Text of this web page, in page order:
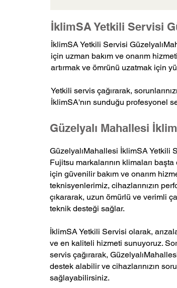
İklimSA Yetkili Servisi
İklimSA Yetkili Servisi
için uzman bakım ve onarım
artırmak ve ömrünü uzatmak için
Yetkili servis çağırarak,
İklimSA'nın sunduğu profesyonel
Güzelyalı Mahallesi
GüzelyalıMahallesi İklimSA Yetkili
Fujitsu markalarının klimaları
için güvenilir bakım ve onarım
teknisyenlerimiz, cihazlarınızın
çıkararak, uzun ömürlü ve verimli
teknik desteği sağlar.
İklimSA Yetkili Servisi olarak,
ve en kaliteli hizmeti sunuyoruz.
servis çağırarak,
destek alabilir ve cihazlarınızın
sağlayabilirsiniz.